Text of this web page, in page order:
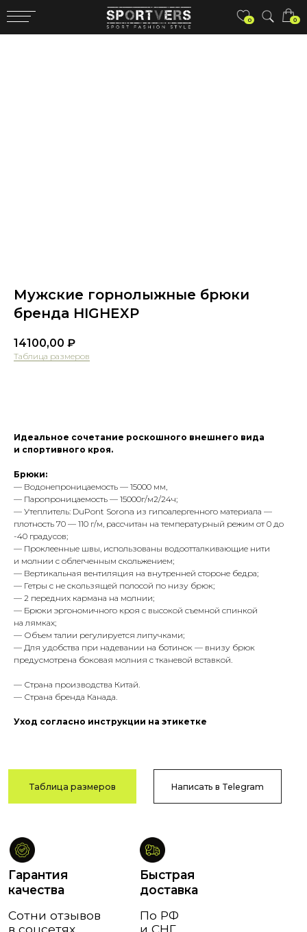
0 0
Мужские горнолыжные брюки
бренда HIGHEXP
14100,00 ₽
Таблица размеров
Идеальное сочетание роскошного внешнего вида
и спортивного кроя.
Брюки:
— Водонепроницаемость — 15000 мм,
— Паропроницаемость — 15000г/м2/24ч;
— Утеплитель: DuPont Sorona из гипоалергенного материала —
плотность 70 — 110 г/м, рассчитан на температурный режим от 0 до
-40 градусов;
— Проклеенные швы, использованы водоотталкивающие нити
и молнии с облегченным скольжением;
— Вертикальная вентиляция на внутренней стороне бедра;
— Гетры с не скользящей полосой по низу брюк;
— 2 передних кармана на молнии;
— Брюки эргономичного кроя с высокой съемной спинкой
на лямках;
— Объем талии регулируется липучками;
— Для удобства при надевании на ботинок — внизу брюк
предусмотрена боковая молния с тканевой вставкой.
— Страна производства Китай.
— Страна бренда Канада.
Уход согласно инструкции на этикетке
Написать в Telegram
Таблица размеров
Гарантия
Быстрая
Тамбов
и Тамбовская обл.
В течение
14 дней